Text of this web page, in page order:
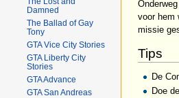
voor hem
missie
Tips
De
Doe
Damned
The Ballad of Gay
Tony
GTA Vice City Stories
GTA Liberty City
Stories
GTA Advance
GTA San Andreas